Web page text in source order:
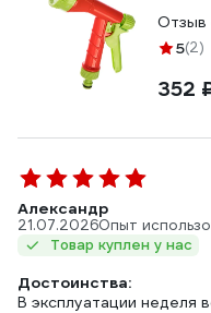
Отзыв
5(2)
352
Александр
21.07.2026Опыт
Товар куплен у нас
Достоинства:
В эксплуатации неделя